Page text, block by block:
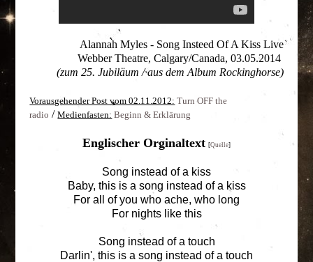
Alannah Myles - Song Insteed Of A Kiss Live
Webber Theatre, Calgary/Canada, 03.05.2014
(zum 25. Jubiläum / aus dem Album Rockinghorse)
Vorausgehender Post vom 02.11.2012: Turn OFF the
radio /Medienfasten: Beginn & Erklärung
Englischer Orginaltext [Quelle]
Song instead of a kiss
Baby, this is a song instead of a kiss
For all of you who ache, who long
For nights like this
Song instead of a touch
Darlin', this is a song instead of a touch